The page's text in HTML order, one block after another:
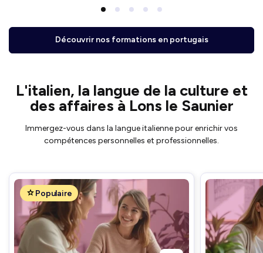
Découvrir nos formations en portugais
L'italien, la langue de la culture et
des affaires à Lons le Saunier
Immergez-vous dans la langue italienne pour enrichir vos
compétences personnelles et professionnelles.
Populaire